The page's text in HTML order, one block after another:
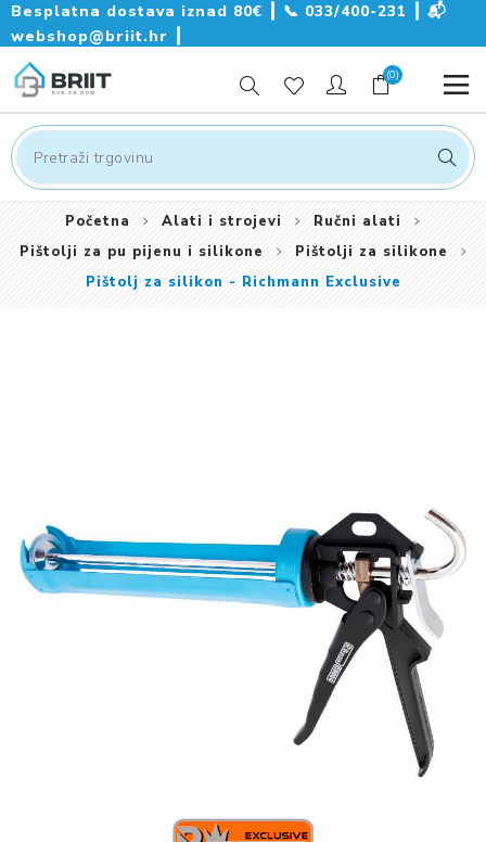
Besplatna dostava iznad 80€ ┃ 📞 033/400-231
📬
webshop@briit.hr
(0)
Početna Alati i strojevi
Ručni alati
Pištolji za pu pijenu i silikone
Pištolji za silikone
Pištolj za silikon - Richmann Exclusive